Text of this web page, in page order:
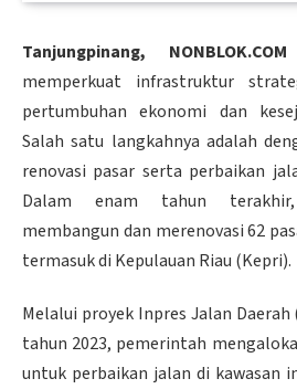
Tanjungpinang, NONBLOK.COM
memperkuat infrastruktur
pertumbuhan ekonomi dan
Salah satu langkahnya adalah
renovasi pasar serta perbaikan
Dalam enam tahun
membangun dan merenovasi 62
termasuk di Kepulauan Riau (Kepri).
Melalui proyek Inpres Jalan Daerah
tahun 2023, pemerintah
untuk perbaikan jalan di kawasan